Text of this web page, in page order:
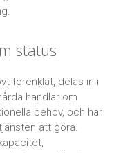
status
förenklat, delas in i
handlar om
behov, och har
att göra.